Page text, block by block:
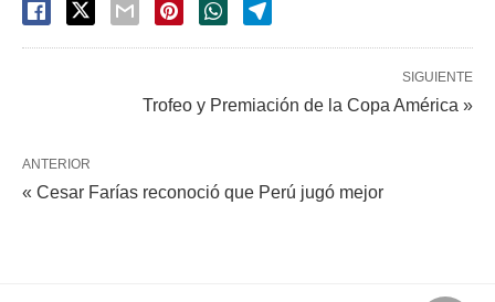
SIGUIENTE
Trofeo y Premiación de la Copa América »
ANTERIOR
« Cesar Farías reconoció que Perú jugó mejor